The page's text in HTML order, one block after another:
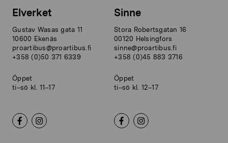
Elverket
Gustav Wasas gata 11
10600 Ekenäs
proartibus@proartibus.fi
+358 (0)50 371 6339
Öppet
ti–sö kl. 11–17
Sinne
Stora Robertsgatan 16
00120 Helsingfors
sinne@proartibus.fi
+358 (0)45 883 3716
Öppet
ti–sö kl. 12–17